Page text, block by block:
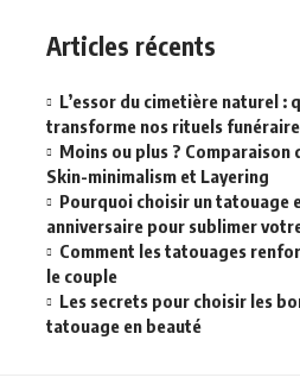
Articles récents
L’essor du cimetière naturel
transforme nos rituels
Moins ou plus ? Comparaison
Skin-minimalism et Layering
Pourquoi choisir un tatouage
anniversaire pour sublimer
Comment les tatouages
le couple
Les secrets pour choisir les
tatouage en beauté